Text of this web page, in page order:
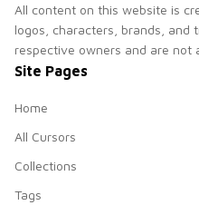
All content on this website is
logos, characters, brands, and
respective owners and are not
Site Pages
Home
All Cursors
Collections
Tags